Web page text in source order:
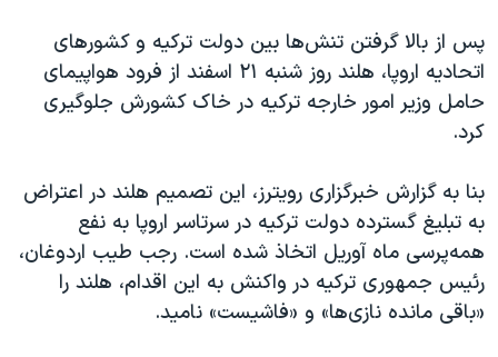
پس از بالا گرفتن تنش‌ها بین دولت ترکیه و کشورهای
اتحادیه اروپا، هلند روز شنبه ۲۱ اسفند از فرود هواپیمای
حامل وزیر امور خارجه ترکیه در خاک کشورش جلوگیری
کرد.
بنا به گزارش خبرگزاری رویترز، این تصمیم هلند در اعتراض
به تبلیغ گسترده دولت ترکیه در سرتاسر اروپا به نفع
همه‌پرسی ماه آوریل اتخاذ شده است. رجب طیب اردوغان،
رئیس جمهوری ترکیه در واکنش به این اقدام، هلند را
«باقی مانده نازی‌ها» و «فاشیست» نامید.